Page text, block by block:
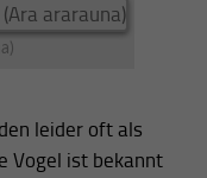
leider oft als
Vogel ist bekannt